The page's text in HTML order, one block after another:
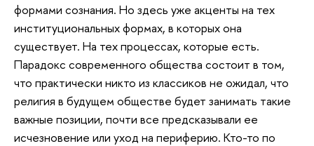
формами сознания. Но здесь уже акценты на тех
институциональных формах, в которых она
существует. На тех процессах, которые есть.
Парадокс современного общества состоит в том,
что практически никто из классиков не ожидал, что
религия в будущем обществе будет занимать такие
важные позиции, почти все предсказывали ее
исчезновение или уход на периферию. Кто-то по